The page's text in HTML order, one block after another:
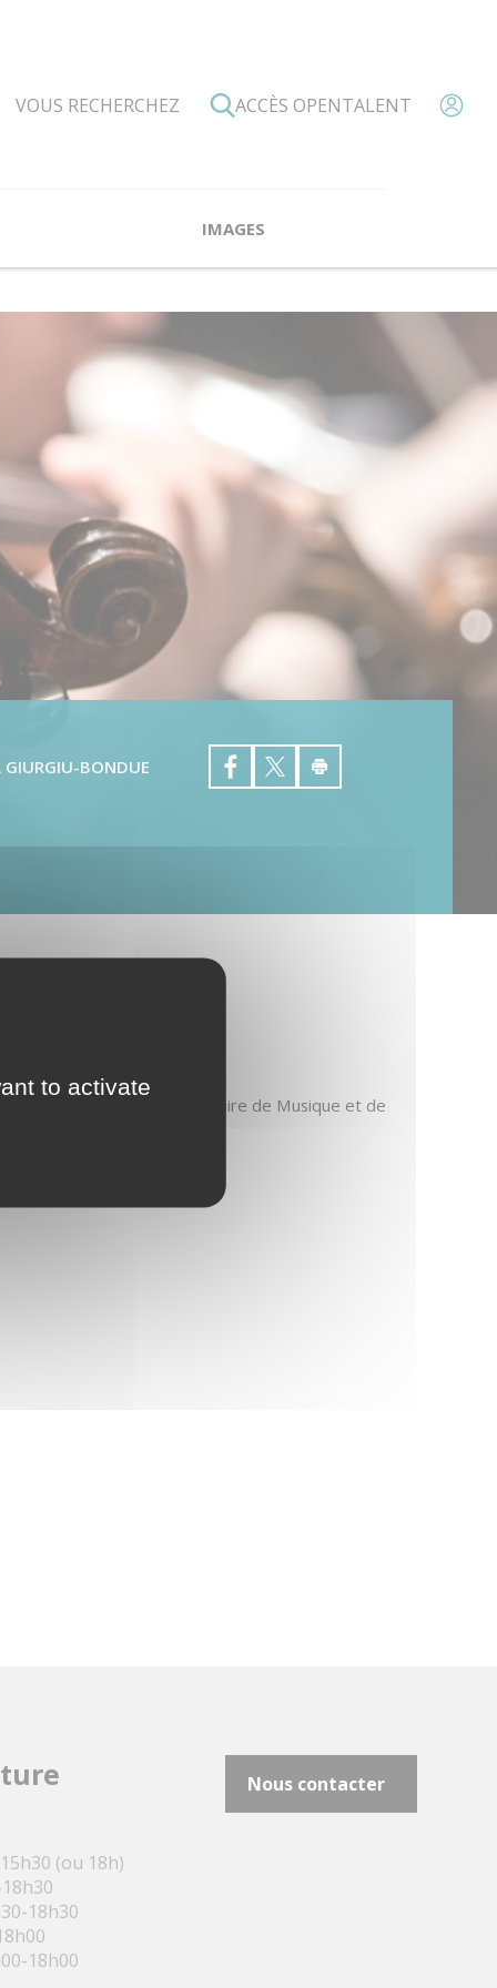
ACCÈS OPENTALENT
L’Association PADAM
Les professeurs
Valérie Bonardot
Aliénor Brugaillere
Patrice Couvez
Blandine Cuvillier
Stéphane Chauveau
Benjamin Decoret
Mathilde Engelbach
Ana Giurgiu-Bondue
Bénédicte Gerard
Alexandre Koneski
Yohann Preel
IMAGES
GIURGIU-BONDUE
compositions au Conservatoire de Musique et de
(ou 18h)
18h30
18h00
Nous contacter
to activate